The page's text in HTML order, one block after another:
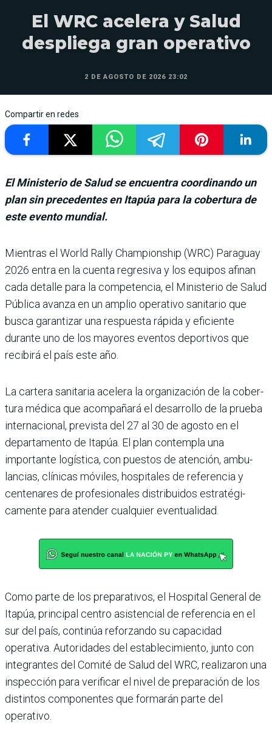
El WRC acelera y Salud
despliega gran operativo
2 DE AGOSTO DE 2026 23:02
Compartir en redes
El Ministerio de Salud se encuentra coordinando un
plan sin precedentes en Itapúa para la cobertura de
este evento mundial.
Mientras el World Rally Champions­hip (WRC) Para­guay
2026 entra en la cuenta regresiva y los equipos afi­nan
cada detalle para la competencia, el Ministerio de Salud
Pública avanza en un amplio operativo sani­tario que
busca garantizar una respuesta rápida y efi­ciente
durante uno de los mayores eventos deportivos que
recibirá el país este año.
La cartera sanitaria acelera la organización de la cober­
tura médica que acom­pañará el desarrollo de la prueba
internacional, pre­vista del 27 al 30 de agosto en el
departamento de Ita­púa. El plan contempla una
importante logística, con puestos de atención, ambu­
lancias, clínicas móviles, hospitales de referencia y
centenares de profesiona­les distribuidos estratégi­
camente para atender cual­quier eventualidad.
Como parte de los prepa­rativos, el Hospital Gene­ral de
Itapúa, principal cen­tro asistencial de referencia en el
sur del país, continúa reforzando su capacidad
operativa. Autoridades del establecimiento, junto con
integrantes del Comité de Salud del WRC, realizaron una
inspección para verifi­car el nivel de preparación de los
distintos componen­tes que formarán parte del
operativo.